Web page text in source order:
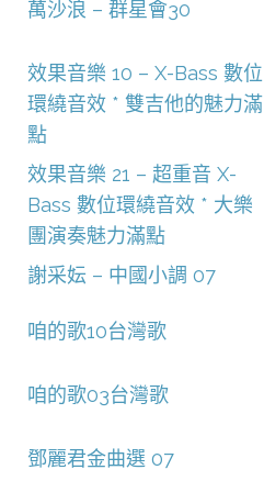
萬沙浪 – 群星會30
效果音樂 10 – X-Bass 數位
環繞音效 * 雙吉他的魅力滿
點
效果音樂 21 – 超重音 X-
Bass 數位環繞音效 * 大樂
團演奏魅力滿點
謝采妘 – 中國小調 07
咱的歌10台灣歌
咱的歌03台灣歌
鄧麗君金曲選 07